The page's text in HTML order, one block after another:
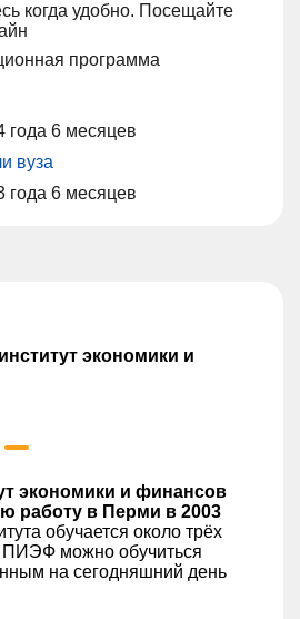
когда удобно. Посещайте
программа
года 6 месяцев
вуза
года 6 месяцев
экономики и
экономики и финансов
работу в Перми в 2003
обучается около трёх
ПИЭФ можно обучиться
на сегодняшний день